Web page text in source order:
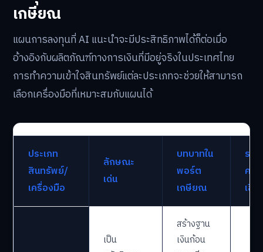
เกษียณ
แผนการลงทุนที่ AI แนะนำจะมีประสิทธิภาพได้ก็ต่อเมื่อ
อ้างอิงกับผลิตภัณฑ์ทางการเงินที่มีอยู่จริงในประเทศไทย
การทำความเข้าใจสินทรัพย์แต่ละประเภทจะช่วยให้สามารถ
เลือกเครื่องมือที่เหมาะสมกับแผนได้
ประเภท
สินทรัพย์/
เครื่องมือ
ลักษณะ
เด่น
บทบาทใน
พอร์ต
เกษียณ
ระ
คว
เสี่
เป็น
สร้างฐาน
เงินก้อน